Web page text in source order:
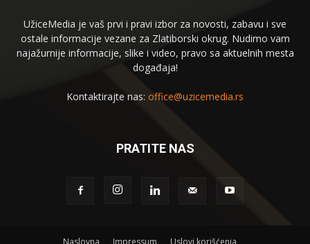
UžiceMedia je vaš prvi i pravi izbor za novosti, zabavu i sve
ostale informacije vezane za Zlatiborski okrug. Nudimo vam
najažurnije informacije, slike i video, pravo sa aktuelnih mesta
događaja!
Kontaktirajte nas: office@uzicemedia.rs
PRATITE NAS
Naslovna Impressum Uslovi korišćenja